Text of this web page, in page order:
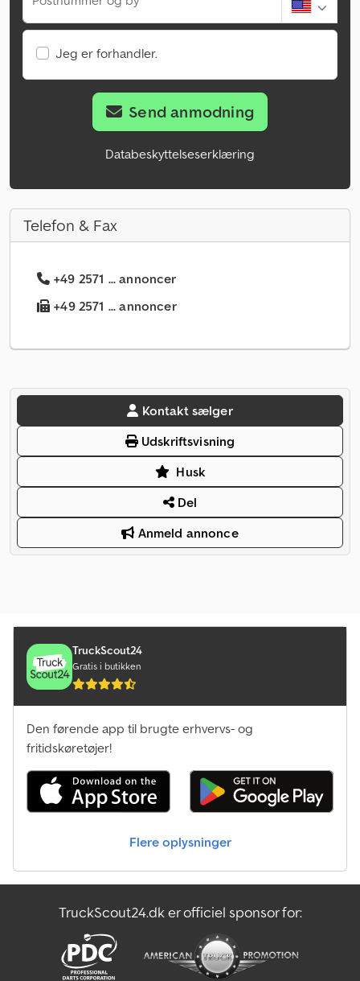
Jeg er forhandler.
Send anmodning
Databeskyttelseserklæring
Telefon & Fax
+49 2571 ... annoncer
+49 2571 ... annoncer
Kontakt sælger
Udskriftsvisning
Husk
Del
Anmeld annonce
TruckScout24
Gratis i butikken
Den førende app til brugte erhvervs- og
fritidskøretøjer!
Flere oplysninger
TruckScout24.dk er officiel sponsor for: